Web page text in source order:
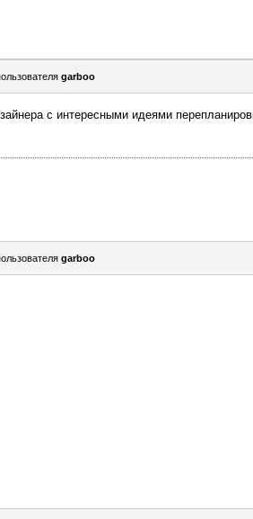
garboo
с интересными идеями
garboo